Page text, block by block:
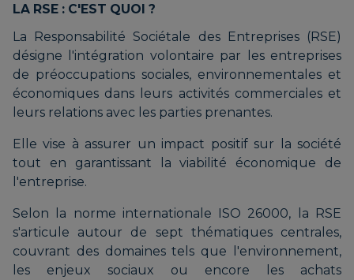
LA RSE : C'EST QUOI ?
La Responsabilité Sociétale des Entreprises (RSE)
désigne l'intégration volontaire par les entreprises
de préoccupations sociales, environnementales et
économiques dans leurs activités commerciales et
leurs relations avec les parties prenantes.
Elle vise à assurer un impact positif sur la société
tout en garantissant la viabilité économique de
l'entreprise.
Selon la norme internationale ISO 26000, la RSE
s'articule autour de sept thématiques centrales,
couvrant des domaines tels que l'environnement,
les enjeux sociaux ou encore les achats